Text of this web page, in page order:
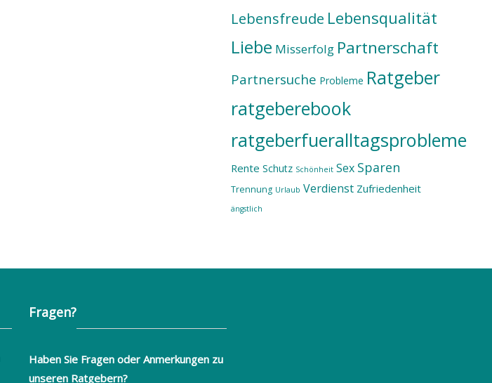
Lebensfreude Lebensqualität
Liebe Misserfolg Partnerschaft
Partnersuche Probleme Ratgeber
ratgeberebook
ratgeberfueralltagsprobleme
Rente Schutz Schönheit Sex Sparen
Trennung Urlaub Verdienst Zufriedenheit
ängstlich
Fragen?
Haben Sie Fragen oder Anmerkungen zu
unseren Ratgebern?